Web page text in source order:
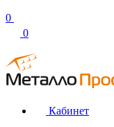
0
0
Кабинет